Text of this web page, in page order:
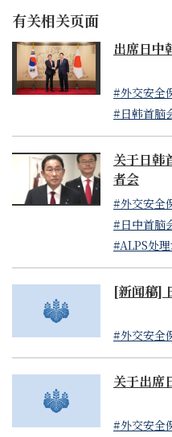
作用。俄罗斯暗示要在乌克
虑，两国首脑在决不能使用
解一致。关于北朝鲜，岸
表达了严重关切，并表示期
挥应有作用。还就立即解决
方的理解与支持，两国首脑
5 两国首脑就包括首脑级别
达成一致。
中
有关相关页面
出席日中
#外交安全
#日韩首脑
关于日韩
者会
#外交安全
#日中首脑
#ALPS处
[新闻稿]
#外交安全
关于出席
#外交安全